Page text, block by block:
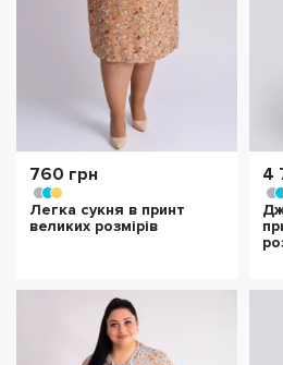
760 грн
Легка сукня в принт
великих розмірів
4